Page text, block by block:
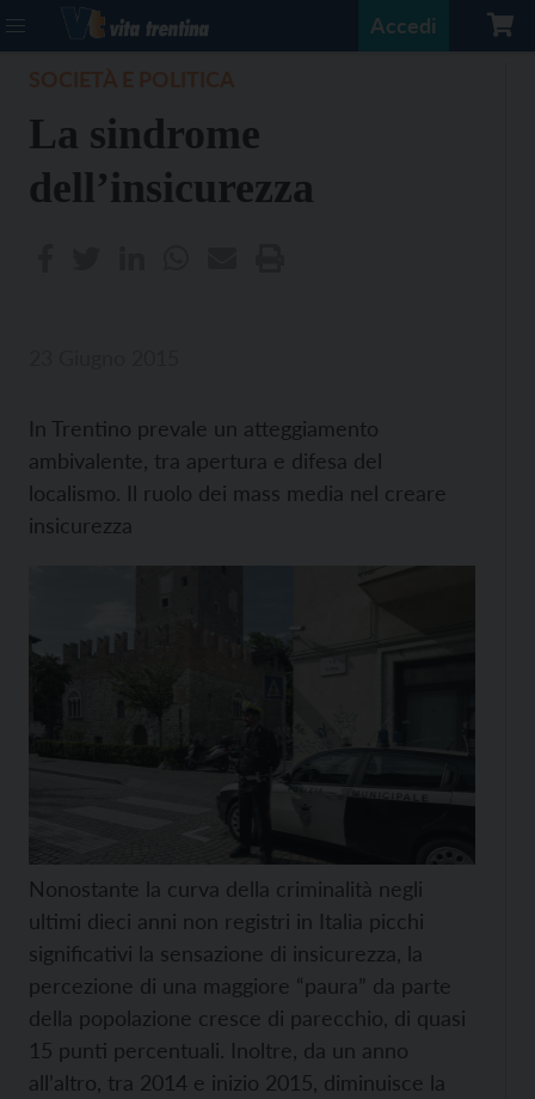
Accedi
La sindrome
dell’insicurezza
In Trentino prevale un atteggiamento
ambivalente, tra apertura e difesa del
localismo. Il ruolo dei mass media nel creare
insicurezza
Nonostante la curva della criminalità negli
ultimi dieci anni non registri in Italia picchi
significativi la sensazione di insicurezza, la
percezione di una maggiore “paura” da parte
della popolazione cresce di parecchio, di quasi
15 punti percentuali. Inoltre, da un anno
all’altro, tra 2014 e inizio 2015, diminuisce la